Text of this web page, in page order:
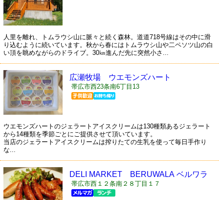
人里を離れ、トムラウシ山に脈々と続く森林。道道718号線はその中に滑
り込むように続いています。秋から春にはトムラウシ山や二ペソツ山の白
い頂を眺めながらのドライブ。30㎞進んだ先に突然小さ...
広瀬牧場 ウエモンズハート
帯広市西23条南6丁目13
ウエモンズハートのジェラートアイスクリームは130種類あるジェラート
から14種類を季節ごとにご提供させて頂いています。
当店のジェラートアイスクリームは搾りたての生乳を使って毎日手作り
な...
DELI MARKET BERUWALA ベルワラ
帯広市西１２条南２８丁目１７